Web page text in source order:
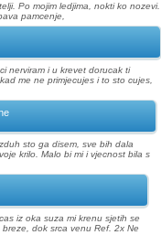
Po mojim ledjima, nokti ko
pamcenje,
nerviram i u krevet dorucak ti
me ne primjecujes i to sto cujes,
sto ga disem, sve bih dala
krilo. Malo bi mi i vjecnost bila s
iz oka suza mi krenu sjetih se
dok srca venu Ref. 2x Ne